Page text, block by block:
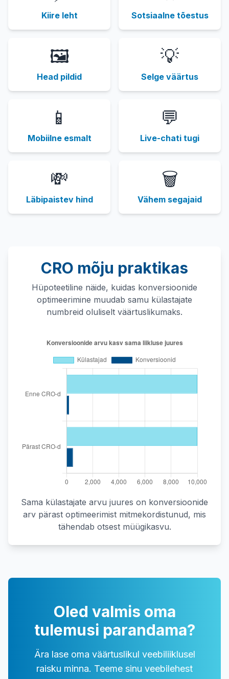
Kiire leht Sotsiaalne tõestus
🖼️
Head pildid
💡
Selge väärtus
📱
Mobiilne esmalt
💬
Live-chati tugi
💸
Läbipaistev hind
🗑️
Vähem segajaid
CRO mõju praktikas
Hüpoteetiline näide, kuidas konversioonide
optimeerimine muudab samu külastajate
numbreid oluliselt väärtuslikumaks.
Sama külastajate arvu juures on konversioonide
arv pärast optimeerimist mitmekordistunud, mis
tähendab otsest müügikasvu.
Oled valmis oma
tulemusi parandama?
Ära lase oma väärtuslikul veebiliiklusel
raisku minna. Teeme sinu veebilehest